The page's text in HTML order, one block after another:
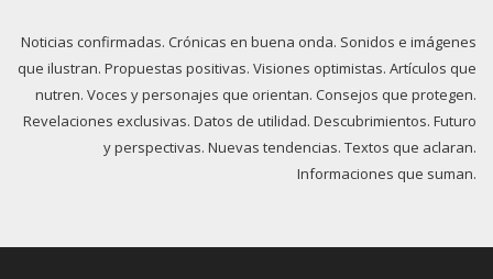
Noticias confirmadas. Crónicas en buena onda. Sonidos e imágenes
que ilustran. Propuestas positivas. Visiones optimistas. Artículos que
nutren. Voces y personajes que orientan. Consejos que protegen.
Revelaciones exclusivas. Datos de utilidad. Descubrimientos. Futuro
y perspectivas. Nuevas tendencias. Textos que aclaran.
Informaciones que suman.